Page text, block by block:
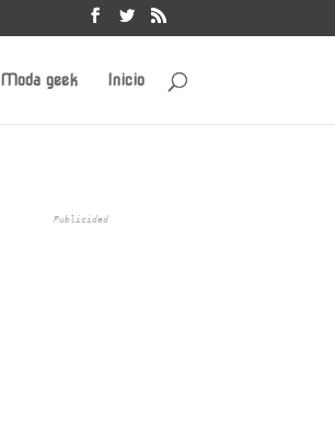
Moda geek Inicio
Publicidad